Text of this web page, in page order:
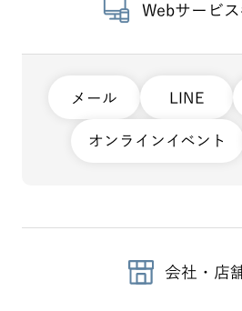
Webサービ
メール LINE
オンラインイベント
会社・店